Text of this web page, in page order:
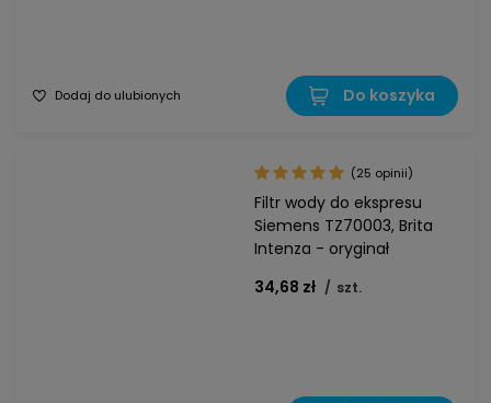
Dodaj do ulubionych Do koszyka
Filtr wody do ekspresu
Siemens TZ70003, Brita
Intenza - oryginał
34,68 zł / szt.
(25 opinii)